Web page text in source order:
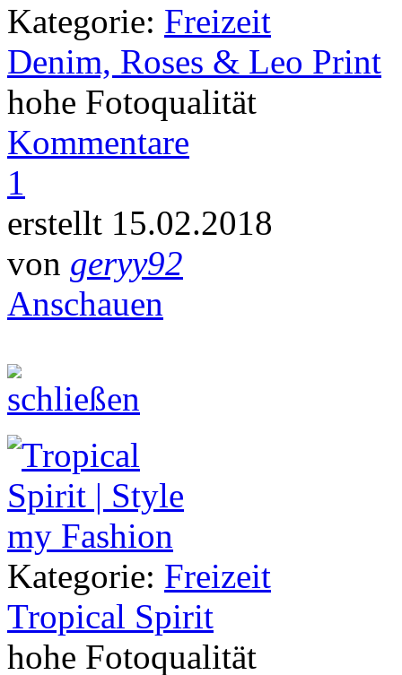
Kategorie: Freizeit
Denim, Roses & Leo Print
hohe Fotoqualität
Kommentare
1
erstellt 15.02.2018
von geryy92
Anschauen
Kategorie: Freizeit
Tropical Spirit
hohe Fotoqualität